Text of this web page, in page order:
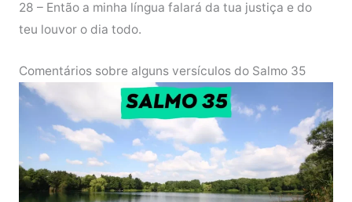
28 – Então a minha língua falará da tua justiça e do
teu louvor o dia todo.
Comentários sobre alguns versículos do Salmo 35